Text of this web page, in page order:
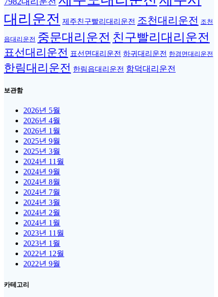
대리운전 제주친구빨리대리운전 조천대리운전 조천
읍대리운전 중문대리운전 친구빨리대리운전
표선대리운전 표선면대리운전 하귀대리운전 한경면대리운전
한림대리운전 한림읍대리운전 함덕대리운전
보관함
2026년 5월
2026년 4월
2026년 1월
2025년 9월
2025년 3월
2024년 11월
2024년 9월
2024년 8월
2024년 7월
2024년 3월
2024년 2월
2024년 1월
2023년 11월
2023년 1월
2022년 12월
2022년 9월
카테고리